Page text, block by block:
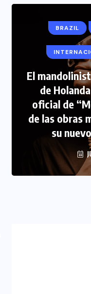
BRAZIL
El
de
oficial de
de las obras
su
NOTICIAS